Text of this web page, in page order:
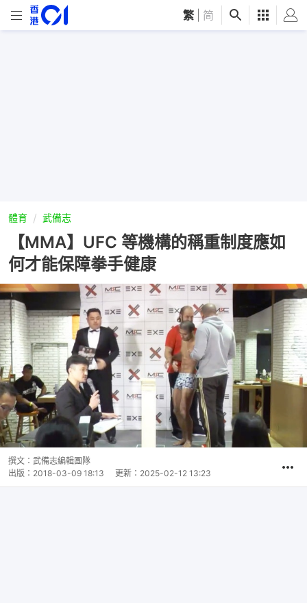
繁 简
體育 武備志
【MMA】UFC 等機構的稱重制度應如
何才能保障拳手健康
撰文： 武備志編輯團隊
出版： 2018-03-09 18:13 更新： 2025-02-12 13:23